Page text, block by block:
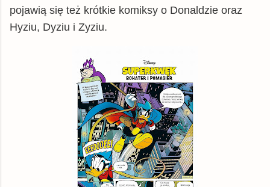
pojawią się też krótkie komiksy o Donaldzie oraz
Hyziu, Dyziu i Zyziu.